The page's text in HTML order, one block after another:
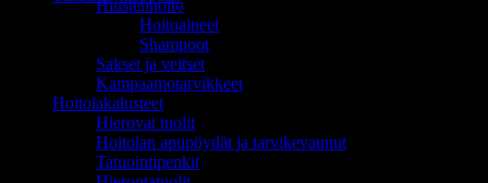
Hiustenhoito
Hoitoaineet
Shampoot
Sakset ja veitset
Kampaamotarvikkeet
Hoitolakalusteet
Hierovat tuolit
Hoitolan apupöydät ja tarvikevaunut
Tatuointipenkit